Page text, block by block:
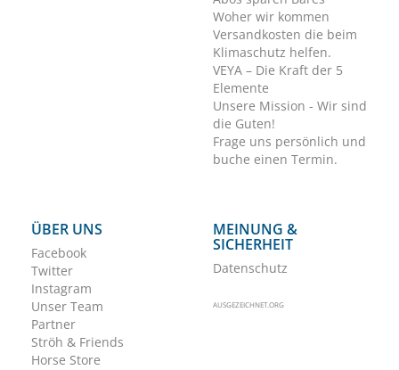
Woher wir kommen
Versandkosten die beim
Klimaschutz helfen.
VEYA – Die Kraft der 5
Elemente
Unsere Mission - Wir sind
die Guten!
Frage uns persönlich und
buche einen Termin.
ÜBER UNS
Facebook
Twitter
Instagram
Unser Team
Partner
Ströh & Friends
Horse Store
MEINUNG &
SICHERHEIT
Datenschutz
AUSGEZEICHNET.ORG